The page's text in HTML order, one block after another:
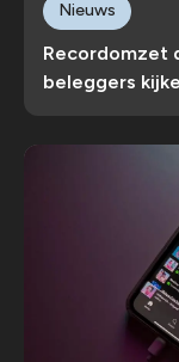
Recordomzet
beleggers
Nieuws